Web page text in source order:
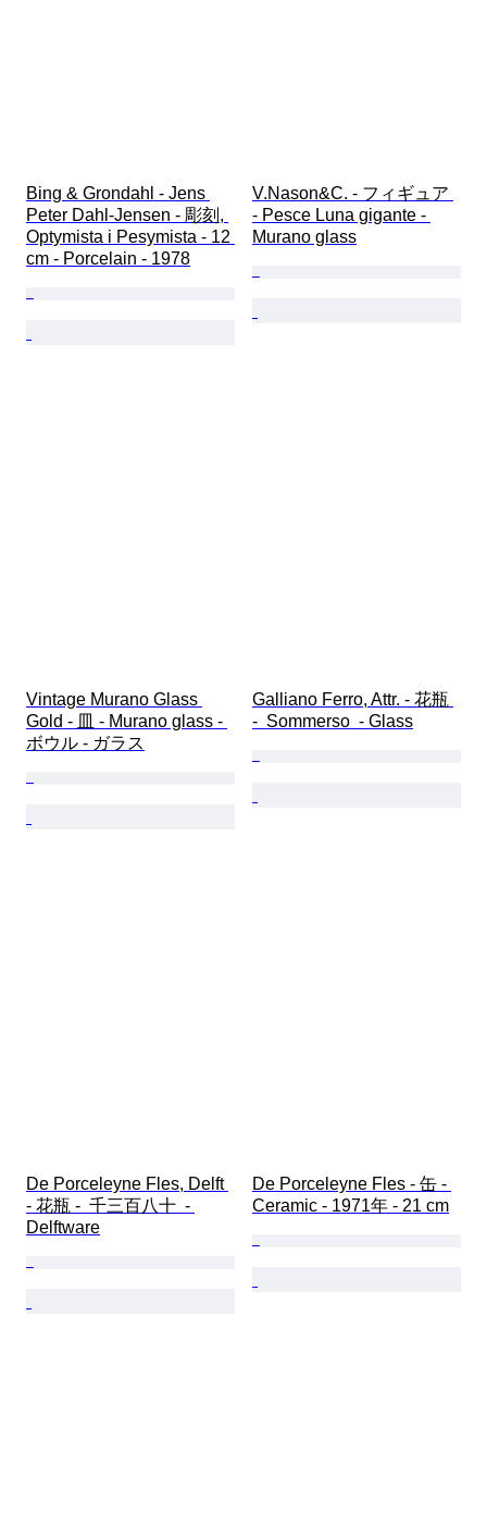
Bing & Grondahl - Jens
Peter Dahl-Jensen - 彫刻,
Optymista i Pesymista - 12
cm - Porcelain - 1978
V.Nason&C. - フィギュア
- Pesce Luna gigante -
Murano glass
Vintage Murano Glass
Gold - 皿 - Murano glass -
ボウル - ガラス
Galliano Ferro, Attr. - 花瓶
-  Sommerso  - Glass
De Porceleyne Fles, Delft
- 花瓶 -  千三百八十  -
Delftware
De Porceleyne Fles - 缶 -
Ceramic - 1971年 - 21 cm